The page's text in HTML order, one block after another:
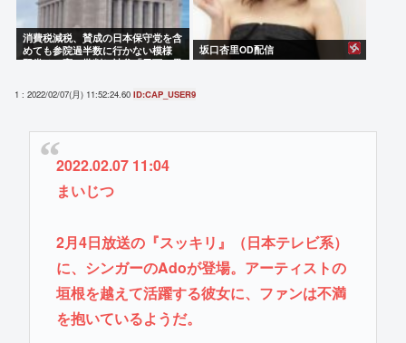
消費税減税、賛成の日本保守党を含
めても参院過半数に行かない模様
野党は一斉に批判し神谷「天下の愚
坂口杏里OD配信
1 : 2022/02/07(月) 11:52:24.60 ID:CAP_USER9
2022.02.07 11:04
まいじつ
2月4日放送の『スッキリ』（日本テレビ系）
に、シンガーのAdoが登場。アーティストの
垣根を越えて活躍する彼女に、ファンは不満
を抱いているようだ。